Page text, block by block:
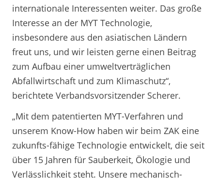
internationale Interessenten weiter. Das große
Interesse an der MYT Technologie,
insbesondere aus den asiatischen Ländern
freut uns, und wir leisten gerne einen Beitrag
zum Aufbau einer umweltverträglichen
Abfallwirtschaft und zum Klimaschutz“,
berichtete Verbandsvorsitzender Scherer.
„Mit dem patentierten MYT-Verfahren und
unserem Know-How haben wir beim ZAK eine
zukunfts-fähige Technologie entwickelt, die seit
über 15 Jahren für Sauberkeit, Ökologie und
Verlässlichkeit steht. Unsere mechanisch-